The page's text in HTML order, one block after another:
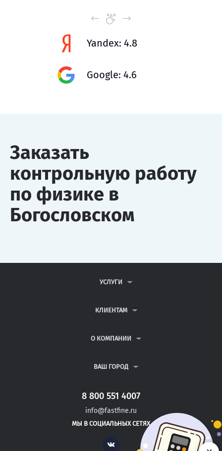
Yandex: 4.8
Google: 4.6
Заказать
контрольную работу
по физике в
Богословском
УСЛУГИ
ДИПЛОМНЫЕ РАБОТЫ
РЕФЕРАТЫ
КЛИЕНТАМ
ВОПРОСЫ И ОТВЕТЫ
ПОЛИТИКА КОНФИДЕНЦИАЛЬНОСТИ
О КОМПАНИИ
КОНТАКТЫ
ВАШ ГОРОД
САНКТ-ПЕТЕРБУРГ
АКБУЛАК
НОВОТРОИЦК
8 800 551 4007
info@fastfine.ru
МЫ В СОЦИАЛЬНЫХ СЕТЯХ
Vk